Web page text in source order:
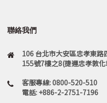
聯絡我們
106 台北市大安區忠孝東路
155號7樓之8(捷運忠孝敦
客服專線: 0800-520-510
電話: +886-2-2751-7196